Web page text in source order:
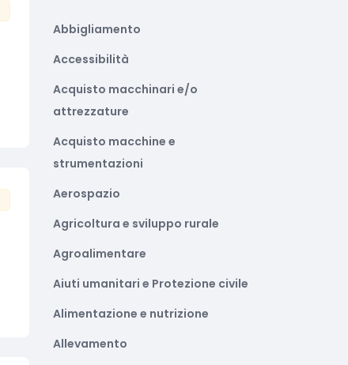
Abbigliamento
Accessibilità
Acquisto macchinari e/o
attrezzature
Acquisto macchine e
strumentazioni
Aerospazio
Agricoltura e sviluppo rurale
Agroalimentare
Aiuti umanitari e Protezione civile
Alimentazione e nutrizione
Allevamento